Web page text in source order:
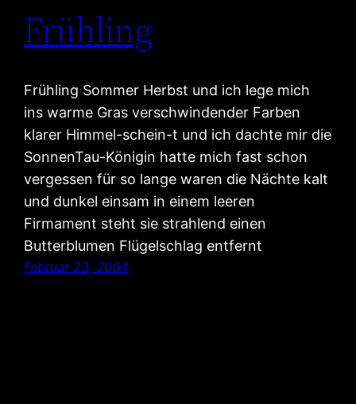
Frühling
Frühling Sommer Herbst und ich lege mich
ins warme Gras verschwindender Farben
klarer Himmel-schein-t und ich dachte mir die
SonnenTau-Königin hatte mich fast schon
vergessen für so lange waren die Nächte kalt
und dunkel einsam in einem leeren
Firmament steht sie strahlend einen
Butterblumen Flügelschlag entfernt
Februar 23, 2004